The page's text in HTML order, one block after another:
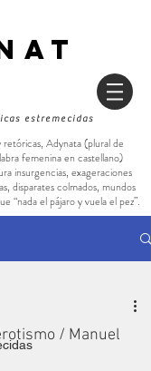
estremecidas
Adynata (plural de
femenina en castellano)
insurgencias, exageraciones
disparates colmados, mundos
“nada el pájaro y vuela el pez”.
/ Manuel